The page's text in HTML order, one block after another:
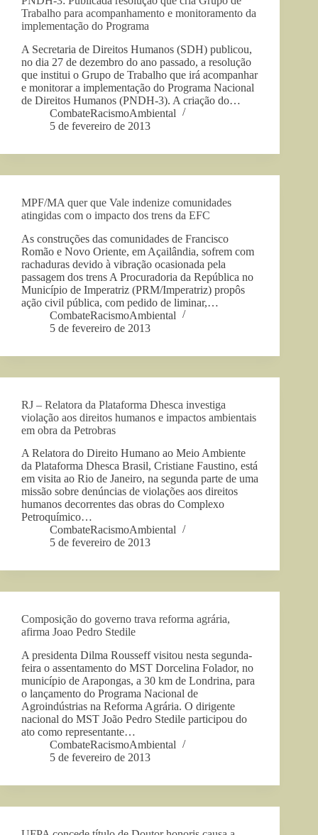
Trabalho para acompanhamento e monitoramento da
implementação do Programa
A Secretaria de Direitos Humanos (SDH) publicou,
no dia 27 de dezembro do ano passado, a resolução
que institui o Grupo de Trabalho que irá acompanhar
e monitorar a implementação do Programa Nacional
de Direitos Humanos (PNDH-3). A criação do…
CombateRacismoAmbiental
5 de fevereiro de 2013
MPF/MA quer que Vale indenize comunidades
atingidas com o impacto dos trens da EFC
As construções das comunidades de Francisco
Romão e Novo Oriente, em Açailândia, sofrem com
rachaduras devido à vibração ocasionada pela
passagem dos trens A Procuradoria da República no
Município de Imperatriz (PRM/Imperatriz) propôs
ação civil pública, com pedido de liminar,…
CombateRacismoAmbiental
5 de fevereiro de 2013
RJ – Relatora da Plataforma Dhesca investiga
violação aos direitos humanos e impactos ambientais
em obra da Petrobras
A Relatora do Direito Humano ao Meio Ambiente
da Plataforma Dhesca Brasil, Cristiane Faustino, está
em visita ao Rio de Janeiro, na segunda parte de uma
missão sobre denúncias de violações aos direitos
humanos decorrentes das obras do Complexo
Petroquímico…
CombateRacismoAmbiental
5 de fevereiro de 2013
Composição do governo trava reforma agrária,
afirma Joao Pedro Stedile
A presidenta Dilma Rousseff visitou nesta segunda-
feira o assentamento do MST Dorcelina Folador, no
município de Arapongas, a 30 km de Londrina, para
o lançamento do Programa Nacional de
Agroindústrias na Reforma Agrária. O dirigente
nacional do MST João Pedro Stedile participou do
ato como representante…
CombateRacismoAmbiental
5 de fevereiro de 2013